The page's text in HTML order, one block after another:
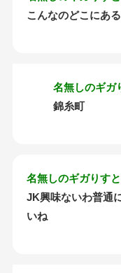
こんなのどこにあ
名無しのギガ
錦糸町
名無しのギガりすと
JK興味ないわ普通
いね